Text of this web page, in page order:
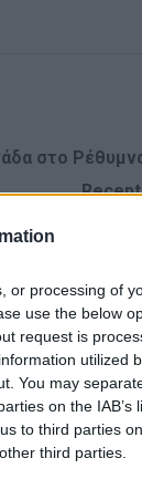
or processing of
use the below
request is
utilized
You may
on the IAB’s
to third parties
third parties.
στο
εργασίας: Μάιος
άτομα από
δεν
τουλάχιστον 2
στην